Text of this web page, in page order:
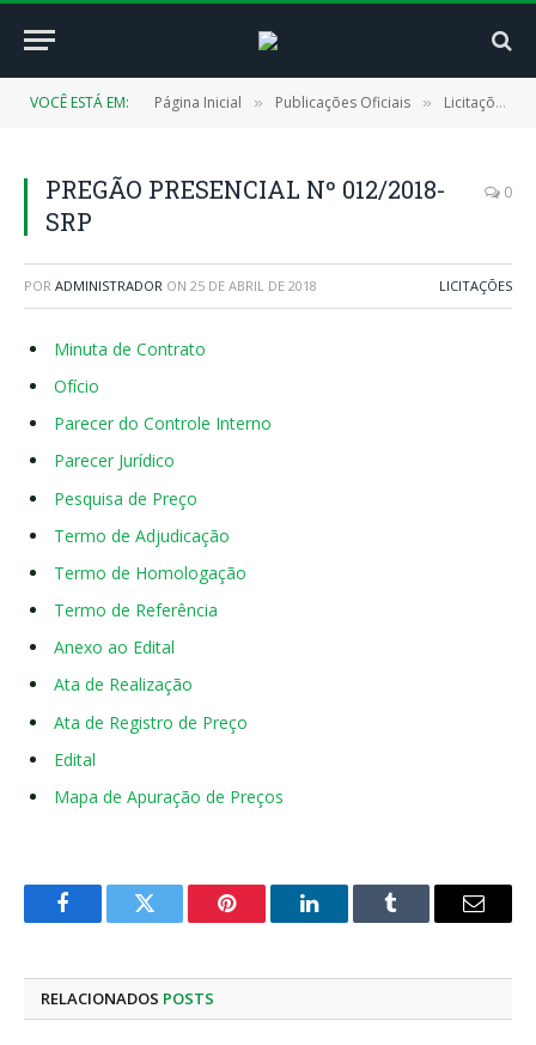
VOCÊ ESTÁ EM: Página Inicial » Publicações Oficiais » Licitações
PREGÃO PRESENCIAL Nº 012/2018-
SRP
0
POR ADMINISTRADOR ON 25 DE ABRIL DE 2018 LICITAÇÕES
Minuta de Contrato
Ofício
Parecer do Controle Interno
Parecer Jurídico
Pesquisa de Preço
Termo de Adjudicação
Termo de Homologação
Termo de Referência
Anexo ao Edital
Ata de Realização
Ata de Registro de Preço
Edital
Mapa de Apuração de Preços
FacebookTwitter Pinterest LinkedInTumblr
E-
RELACIONADOS POSTS